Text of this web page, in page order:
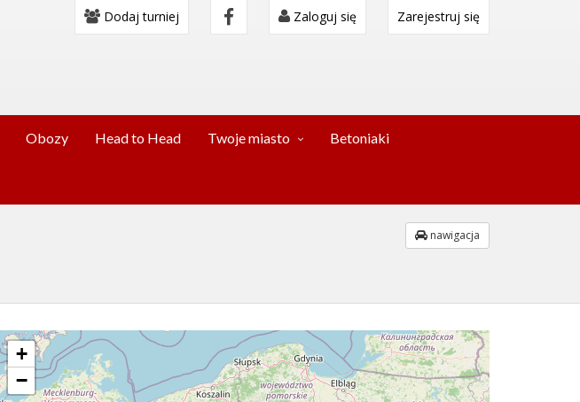
Dodaj turniej Zaloguj się Zarejestruj się
Obozy Head to Head Twoje miasto Betoniaki
nawigacja
+
−